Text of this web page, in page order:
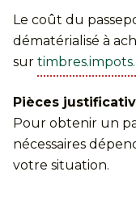
Le coût du
dématérialisé à
sur
Pièces
Pour obtenir un
nécessaires
votre situation.